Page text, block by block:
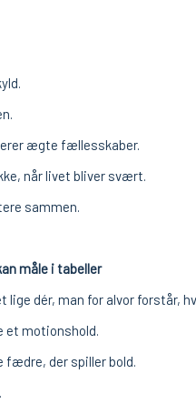
ægte fællesskaber.
når livet bliver svært.
sammen.
måle i tabeller
lige dér, man for alvor forstår,
et motionshold.
fædre, der spiller bold.